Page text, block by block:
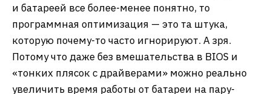
и батареей все более-менее понятно, то
программная оптимизация — это та штука,
которую почему-то часто игнорируют. А зря.
Потому что даже без вмешательства в BIOS и
«тонких плясок с драйверами» можно реально
увеличить время работы от батареи на пару-